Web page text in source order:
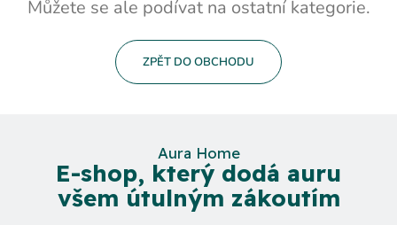
Můžete se ale podívat na ostatní kategorie.
ZPĚT DO OBCHODU
Aura Home
E-shop, který dodá auru
všem útulným zákoutím